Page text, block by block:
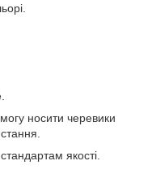
носити черевики
якості.